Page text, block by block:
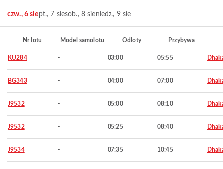
czw., 6 siept., 7 siesob., 8 sieniedz., 9 sie
Nr lotu Model samolotu Odloty Przybywa
KU284 - 03:00 05:55
BG343 - 04:00 07:00
J9532 - 05:00 08:10
J9532 - 05:25 08:40
J9534 - 07:35 10:45